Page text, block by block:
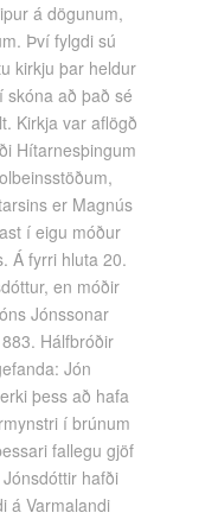
á dögunum,
Því fylgdi sú
kirkju þar heldur
að það sé
Kirkja var aflögð
Hítarnesþingum
er Magnús
í eigu móður
Á fyrri hluta 20.
en móðir
Jónssonar
Hálfbróðir
Jón
þess að hafa
í brúnum
fallegu gjöf
hafði
á Varmalandi